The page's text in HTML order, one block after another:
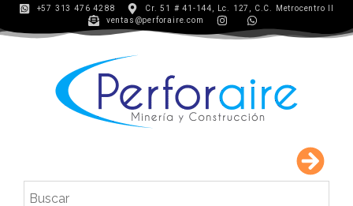
+57 313 476 4288
Cr. 51 # 41-144, Lc. 127, C.C. Metrocentro II
ventas@perforaire.com